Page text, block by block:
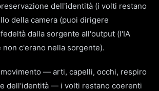
dell'identità (i volti restano
della camera (puoi dirigere
dalla sorgente all'output (l'IA
non c'erano nella sorgente).
— arti, capelli, occhi, respiro
dell'identità — i volti restano coerenti